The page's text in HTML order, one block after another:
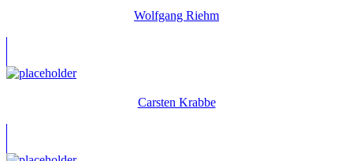
Wolfgang Riehm
Carsten Krabbe